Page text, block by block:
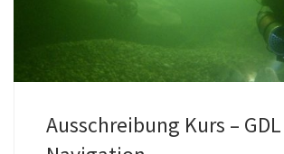
Ausschreibung Kurs – GDL